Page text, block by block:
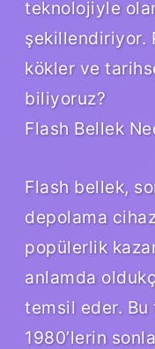
teknolojiyle
şekillendiriyor.
kökler ve
biliyoruz?
Flash Bellek
Flash bellek,
depolama
popülerlik
anlamda
temsil eder.
1980’lerin